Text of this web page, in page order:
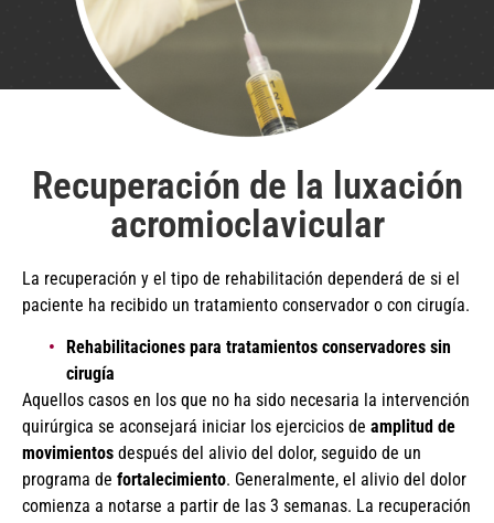
Recuperación de la luxación
acromioclavicular
La recuperación y el tipo de rehabilitación dependerá de si el
paciente ha recibido un tratamiento conservador o con cirugía.
Rehabilitaciones para tratamientos conservadores sin
cirugía
Aquellos casos en los que no ha sido necesaria la intervención
quirúrgica se aconsejará iniciar los ejercicios de amplitud de
movimientos después del alivio del dolor, seguido de un
programa de fortalecimiento. Generalmente, el alivio del dolor
comienza a notarse a partir de las 3 semanas. La recuperación